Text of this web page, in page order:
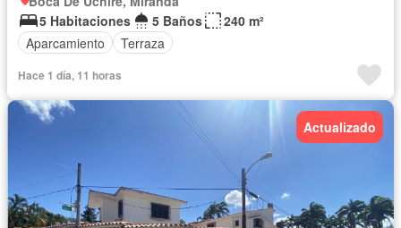
5 Habitaciones
5 Baños
240 m²
Aparcamiento
Terraza
Hace 1 día, 11 horas
Actualizado